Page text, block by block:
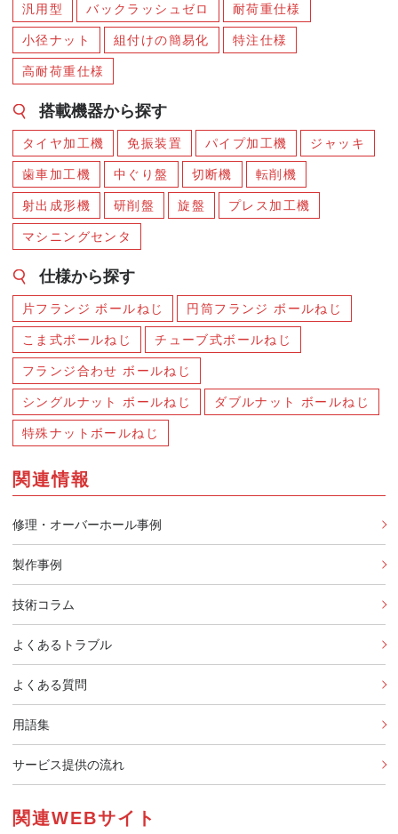
汎用型 バックラッシュゼロ 耐荷重仕様
小径ナット 組付けの簡易化 特注仕様
高耐荷重仕様
搭載機器から探す
タイヤ加工機 免振装置 パイプ加工機 ジャッキ
歯車加工機 中ぐり盤 切断機 転削機
射出成形機 研削盤 旋盤 プレス加工機
マシニングセンタ
仕様から探す
片フランジ ボールねじ 円筒フランジ ボールねじ
こま式ボールねじ チューブ式ボールねじ
フランジ合わせ ボールねじ
シングルナット ボールねじ ダブルナット ボールねじ
特殊ナットボールねじ
関連情報
修理・オーバーホール事例
製作事例
技術コラム
よくあるトラブル
よくある質問
用語集
サービス提供の流れ
関連WEBサイト